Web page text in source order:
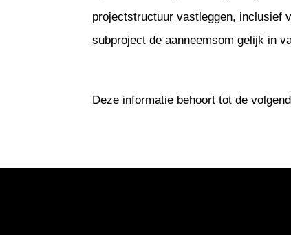
projectstructuur vastleggen, inclusief
subproject de aanneemsom gelijk in
Deze informatie behoort tot de